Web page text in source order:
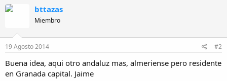
n
e
s
bttazas
Miembro
19 Agosto 2014 #2
Buena idea, aqui otro andaluz mas, almeriense pero residente
en Granada capital. Jaime